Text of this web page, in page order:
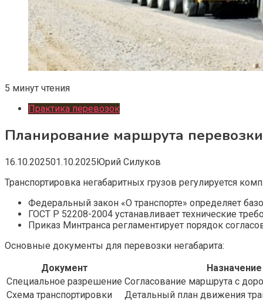
5 минут чтения
Практика перевозок
Планирование маршрута
16.10.202501.10.2025Юрий Силуков
Транспортировка негабаритных грузов регулируется
Федеральный закон «О транспорте» определяет
ГОСТ Р 52208-2004 устанавливает технические
Приказ Минтранса регламентирует порядок
Основные документы для перевозки негабарита:
Документ
Назначение
Специальное разрешение Согласование маршрута с
Схема транспортировки
Детальный план движения